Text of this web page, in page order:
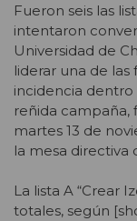
Fueron seis las
intentaron
Universidad de
liderar una de
incidencia dentro
reñida campaña,
martes 13 de
la mesa directiva
La lista A “Crear
totales, según